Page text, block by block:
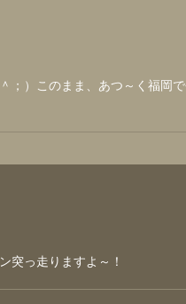
；）このまま、あつ～く福岡
突っ走りますよ～！